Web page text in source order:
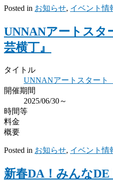
Posted in お知らせ, イベント情
UNNANアートスタ
芸横丁』
タイトル
UNNANアートスタート
開催期間
2025/06/30～
時間等
料金
概要
Posted in お知らせ, イベント情
新春DA！みんな